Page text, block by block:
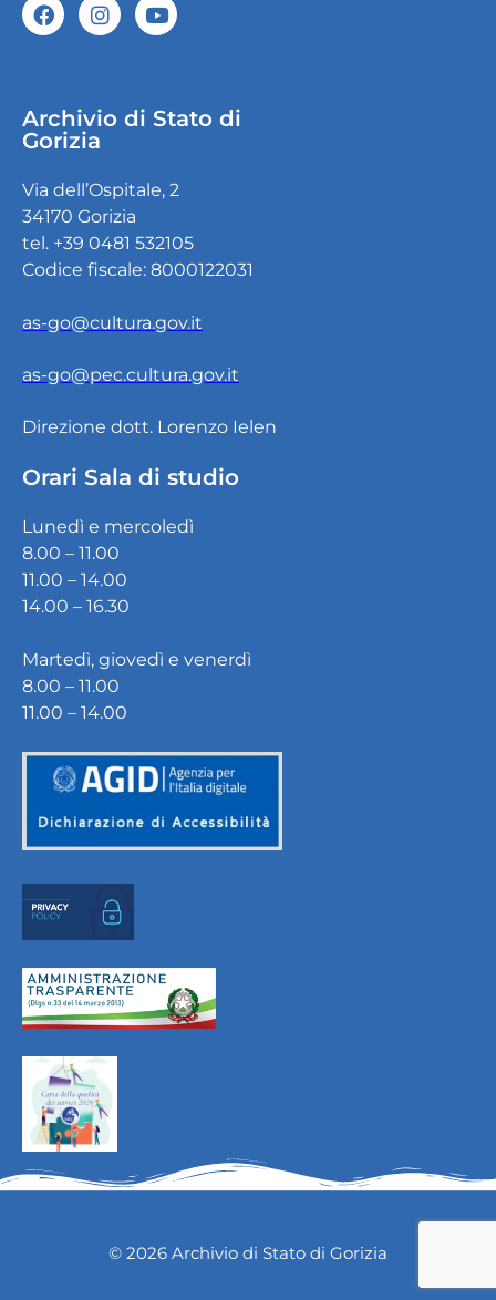
Archivio di Stato di
Gorizia
Via dell’Ospitale, 2
34170 Gorizia
tel. +39 0481 532105
Codice fiscale: 8000122031
as-go@cultura.gov.it
as-go@pec.cultura.gov.it
Direzione dott. Lorenzo Ielen
Orari Sala di studio
Lunedì e mercoledì
8.00 – 11.00
11.00 – 14.00
14.00 – 16.30
Martedì, giovedì e venerdì
8.00 – 11.00
11.00 – 14.00
© 2026 Archivio di Stato di Gorizia